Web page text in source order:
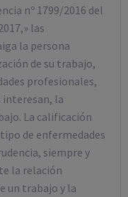
nº 1799/2016 del
las
la persona
de su trabajo,
profesionales,
interesan, la
La calificación
de enfermedades
siempre y
la relación
un trabajo y la